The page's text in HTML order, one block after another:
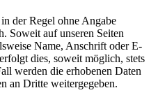
der Regel ohne Angabe
Soweit auf unseren Seiten
Name, Anschrift oder E-
dies, soweit möglich, stets
werden die erhobenen Daten
an Dritte weitergegeben.